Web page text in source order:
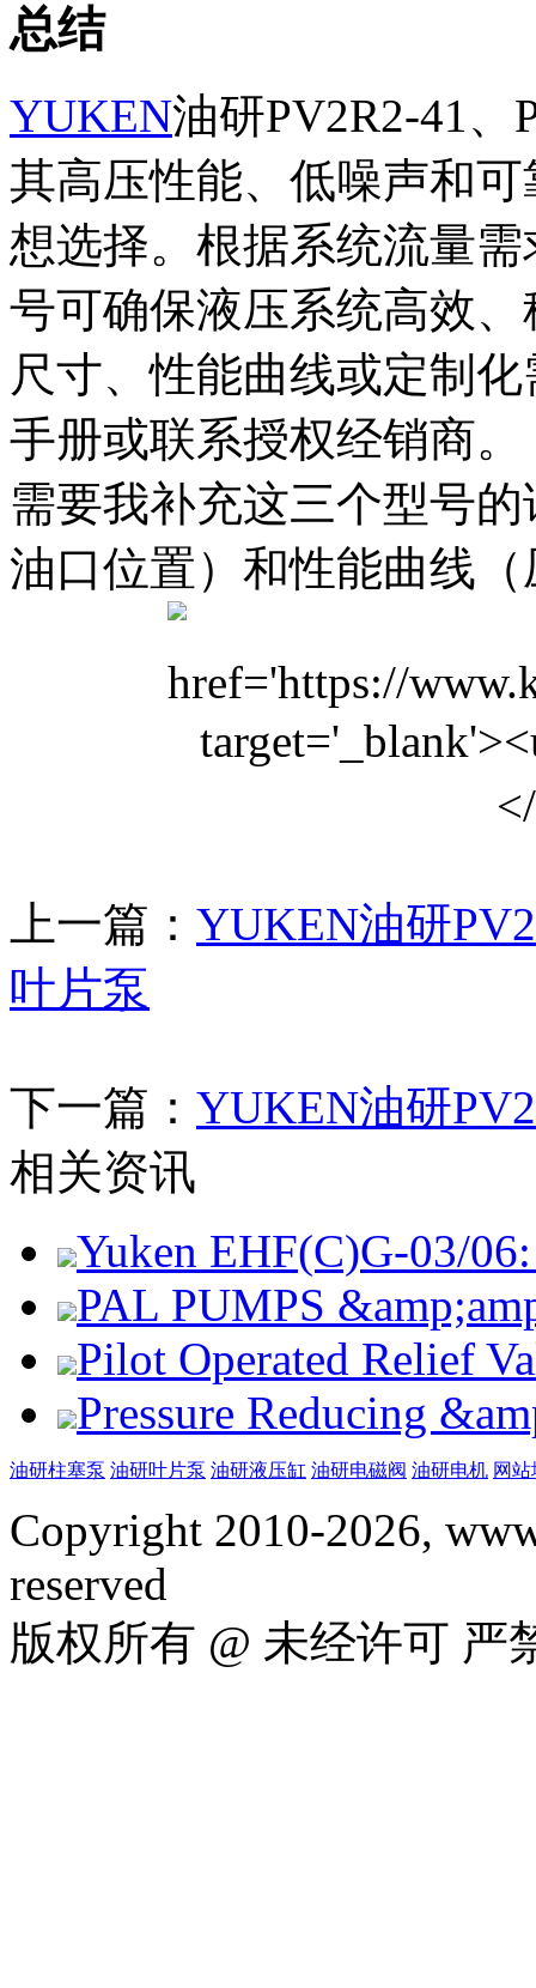
总结
YUKEN油研PV2R2-41、
其高压性能、低噪声和
想选择。根据系统流量
号可确保液压系统高效
尺寸、性能曲线或定制
手册或联系授权经销商。
需要我补充这三个型号
油口位置）和性能曲线
上一篇： YUKEN油研
叶片泵
下一篇： YUKEN油研
相关资讯
Yuken EHF(C)G-03/
PAL PUMPS
Pilot Operated Relief
Pressure Reducing
油研柱塞泵 油研叶片泵 油研液压缸 油研电磁阀 油研电机 网
Copyright 2010-2026,
reserved
版权所有 @ 未经许可 严